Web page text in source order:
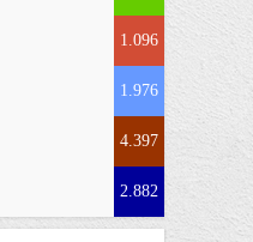
1.096
1.976
4.397
2.882